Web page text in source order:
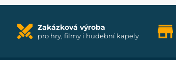
Zakázková výroba
pro hry, filmy i hudební kapely